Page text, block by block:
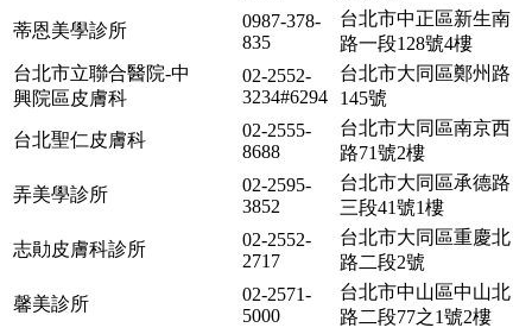
蒂恩美學診所
0987-378-
835
台北市中正區新生南
路一段128號4樓
台北市立聯合醫院-中
興院區皮膚科
02-2552-
3234#6294
台北市大同區鄭州路
145號
台北聖仁皮膚科
02-2555-
8688
台北市大同區南京西
路71號2樓
弄美學診所
02-2595-
3852
台北市大同區承德路
三段41號1樓
志勛皮膚科診所
02-2552-
2717
台北市大同區重慶北
路二段2號
馨美診所
02-2571-
5000
台北市中山區中山北
路二段77之1號2樓